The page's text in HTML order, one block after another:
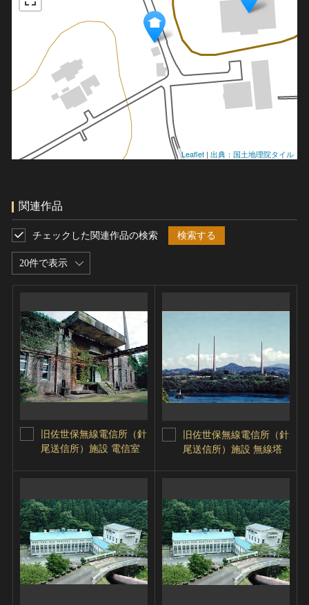
Leaflet | 出典：国土地理院タイル
関連作品
20件で表示
チェックした関連作品の検索 検索する
旧佐世保無線電信所（針
尾送信所）施設 電信室
旧佐世保無線電信所（針
尾送信所）施設 無線塔